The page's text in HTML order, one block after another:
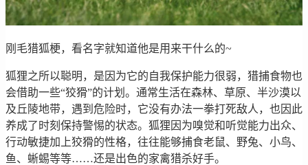
刚毛猎狐梗，看名字就知道他是用来干什么的~
狐狸之所以聪明，是因为它的自我保护能力很弱，猎捕食物也
会借助一些“狡猾”的计划。通常生活在森林、草原、半沙漠以
及丘陵地带，遇到危险时，它没有办法一拳打死敌人，也因此
养成了时刻保持警惕的状态。狐狸因为嗅觉和听觉能力出众、
行动敏捷加上狡猾的性格，往往能够捕食老鼠、野兔、小鸟、
鱼、蜥蜴等等……还是出色的家禽猎杀好手。